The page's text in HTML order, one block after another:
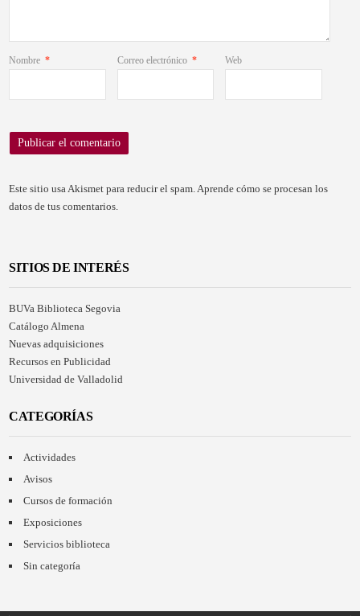
Nombre * Correo electrónico * Web
Este sitio usa Akismet para reducir el spam. Aprende cómo se procesan los
datos de tus comentarios.
SITIOS DE INTERÉS
BUVa Biblioteca Segovia
Catálogo Almena
Nuevas adquisiciones
Recursos en Publicidad
Universidad de Valladolid
CATEGORÍAS
Actividades
Avisos
Cursos de formación
Exposiciones
Servicios biblioteca
Sin categoría